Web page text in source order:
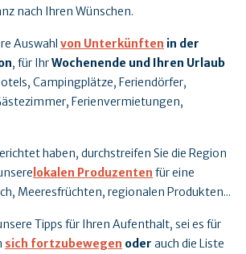
nach Ihren Wünschen.
Auswahl von Unterkünften in der
, für IhrWochenende und Ihren Urlaub
Campingplätze, Feriendörfer,
Ferienvermietungen,
haben, durchstreifen Sie die Region
lokalen Produzenten für eine
Meeresfrüchten, regionalen Produkten...
Tipps für Ihren Aufenthalt, sei es für
sich fortzubewegen oder auch die Liste